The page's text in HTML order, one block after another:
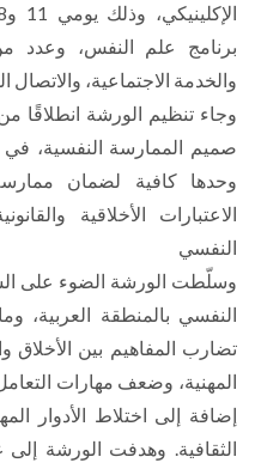
برنامج علم النفس، وعدد
والخدمة الاجتماعية، والاتصال
وجاء تنظيم الورشة انطلاقًا
صميم الممارسة النفسية، في
وحدها كافية لضمان
الاعتبارات الأخلاقية
النفسي
وسلّطت الورشة الضوء على
النفسي بالمنطقة العربية،
تضارب المفاهيم بين الأخلاق
المهنية، وضعف مهارات
إضافة إلى اختلاط الأدوار
الثقافية. وهدفت الورشة